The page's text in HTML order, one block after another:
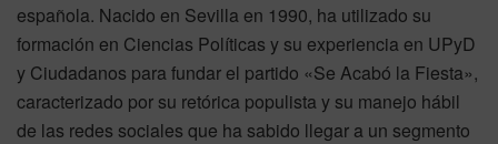
española. Nacido en Sevilla en 1990, ha utilizado su
formación en Ciencias Políticas y su experiencia en UPyD
y Ciudadanos para fundar el partido «Se Acabó la Fiesta»,
caracterizado por su retórica populista y su manejo hábil
de las redes sociales que ha sabido llegar a un segmento